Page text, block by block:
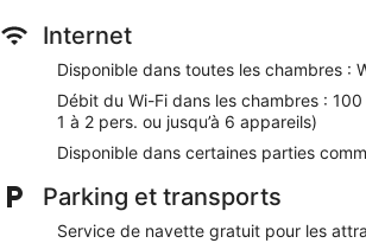
possèdent de l'eau minérale (offerte) et un
Le remplacement des serviettes et le
draps sont disponibles sur demande. Un
préparation de lit en soirée est fourni, et
ménage est proposé tous les jours.
trouvent sur place. Les infrastructures de
également un centre de fitness.
Internet
Disponible dans toutes les chambres :
Débit du Wi-Fi dans les chambres :
1 à 2 pers. ou jusqu’à 6 appareils)
Disponible dans certaines parties
Parking et transports
Service de navette gratuit pour les